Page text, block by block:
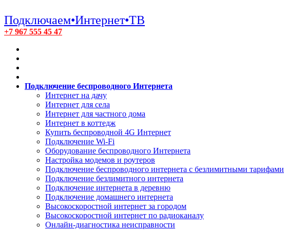
Подключаем•Интернет•ТВ
+7 967 555 45 47
Подключение беспроводного Интернета
Интернет на дачу
Интернет для села
Интернет для частного дома
Интернет в коттедж
Купить беспроводной 4G Интернет
Подключение Wi-Fi
Оборудование беспроводного Интернета
Настройка модемов и роутеров
Подключение беспроводного интернета с безлимитными тарифами
Подключение безлимитного интернета
Подключение интернета в деревню
Подключение домашнего интернета
Высокоскоростной интернет за городом
Высокоскоростной интернет по радиоканалу
Онлайн-диагностика неисправности